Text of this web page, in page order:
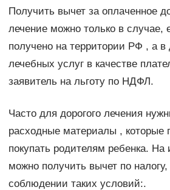
Получить вычет за оплаченное
лечение можно только в случае,
получено на территории РФ , а в
лечебных услуг в качестве
заявитель на льготу по НДФЛ.
Часто для дорогого лечения
расходные материалы , которые
покупать родителям ребенка. На
можно получить вычет по налогу,
соблюдении таких условий:.